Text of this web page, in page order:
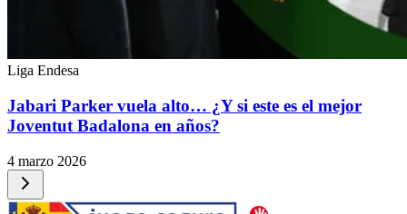
Liga Endesa
Jabari Parker vuela alto… ¿Y si este es el mejor
Joventut Badalona en años?
4 marzo 2026